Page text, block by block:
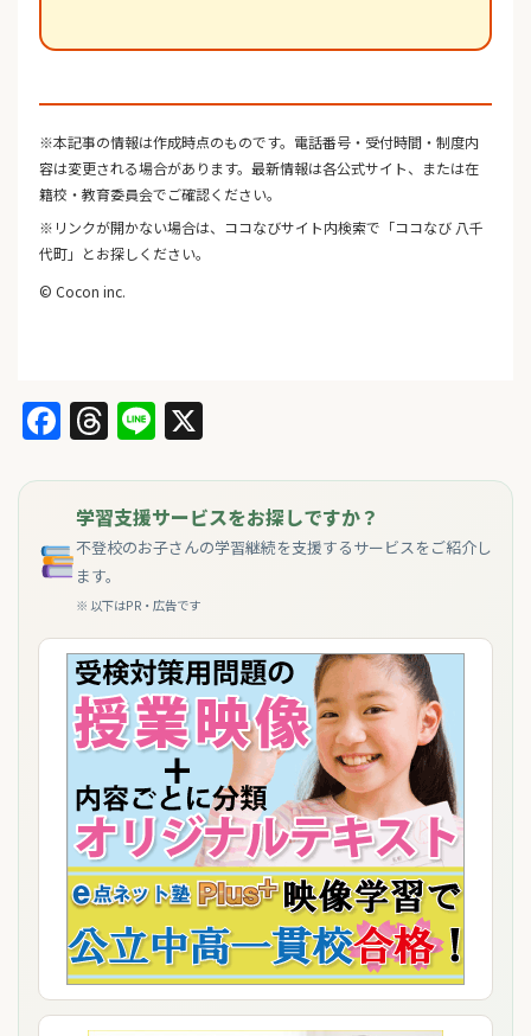
※本記事の情報は作成時点のものです。電話番号・受付時間・制度内
容は変更される場合があります。最新情報は各公式サイト、または在
籍校・教育委員会でご確認ください。
※リンクが開かない場合は、ココなびサイト内検索で「ココなび 八千
代町」とお探しください。
© Cocon inc.
Facebook
Threads
Line
学習支援サービスをお探しですか？
不登校のお子さんの学習継続を支援するサービスをご紹介し
ます。
※ 以下はPR・広告です